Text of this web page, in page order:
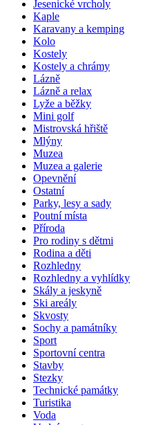
Jesenické vrcholy
Kaple
Karavany a kemping
Kolo
Kostely
Kostely a chrámy
Lázně
Lázně a relax
Lyže a běžky
Mini golf
Mistrovská hřiště
Mlýny
Muzea
Muzea a galerie
Opevnění
Ostatní
Parky, lesy a sady
Poutní místa
Příroda
Pro rodiny s dětmi
Rodina a děti
Rozhledny
Rozhledny a vyhlídky
Skály a jeskyně
Ski areály
Skvosty
Sochy a památníky
Sport
Sportovní centra
Stavby
Stezky
Technické památky
Turistika
Voda